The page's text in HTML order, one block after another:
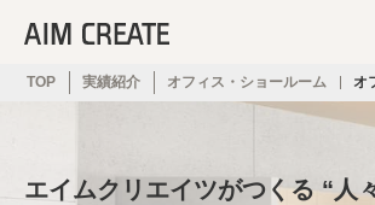
TOP 実績紹介 オフィス・ショールーム オ
エイムクリエイツがつくる “人